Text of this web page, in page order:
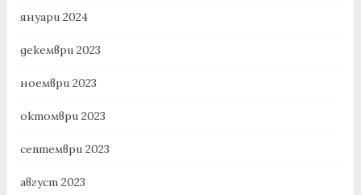
януари 2024
декември 2023
ноември 2023
октомври 2023
септември 2023
август 2023